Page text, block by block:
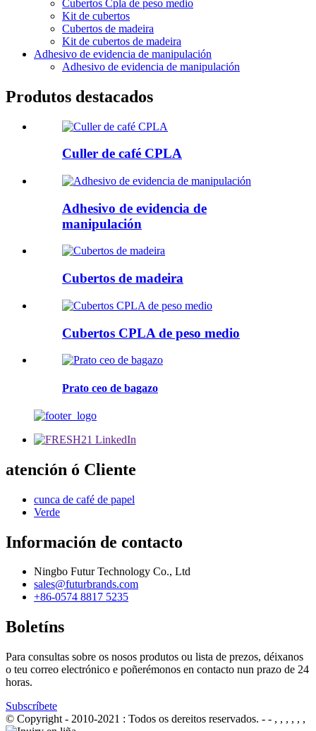
Cubertos Cpla de peso medio
Kit de cubertos
Cubertos de madeira
Kit de cubertos de madeira
Adhesivo de evidencia de manipulación
Adhesivo de evidencia de manipulación
Produtos destacados
Culler de café CPLA
Adhesivo de evidencia de
manipulación
Cubertos de madeira
Cubertos CPLA de peso medio
Prato ceo de bagazo
atención ó Cliente
cunca de café de papel
Verde
Información de contacto
Ningbo Futur Technology Co., Ltd
sales@futurbrands.com
+86-0574 8817 5235
Boletíns
Para consultas sobre os nosos produtos ou lista de prezos, déixanos
o teu correo electrónico e poñerémonos en contacto nun prazo de 24
horas.
Subscríbete
© Copyright - 2010-2021 : Todos os dereitos reservados. - - , , , , , ,